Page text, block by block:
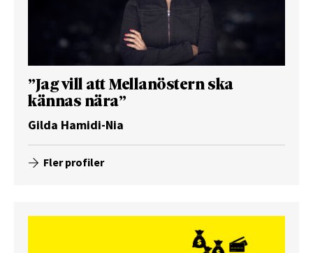
”Jag vill att Mellanöstern ska
kännas nära”
Gilda Hamidi-Nia
Fler profiler